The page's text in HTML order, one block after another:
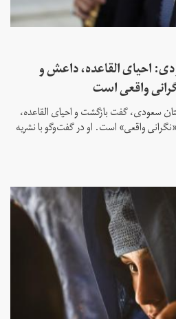
احیای القاعده،‌ داعش و
واقعی است
سعودی، گفت بازگشت و احیای القاعده،‌
واقعی» است. او در گفت‌وگو با نشریه